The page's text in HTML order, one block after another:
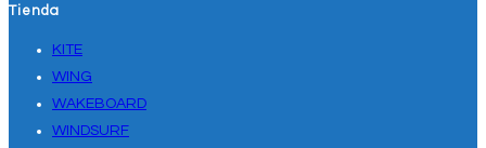
Tienda
KITE
WING
WAKEBOARD
WINDSURF